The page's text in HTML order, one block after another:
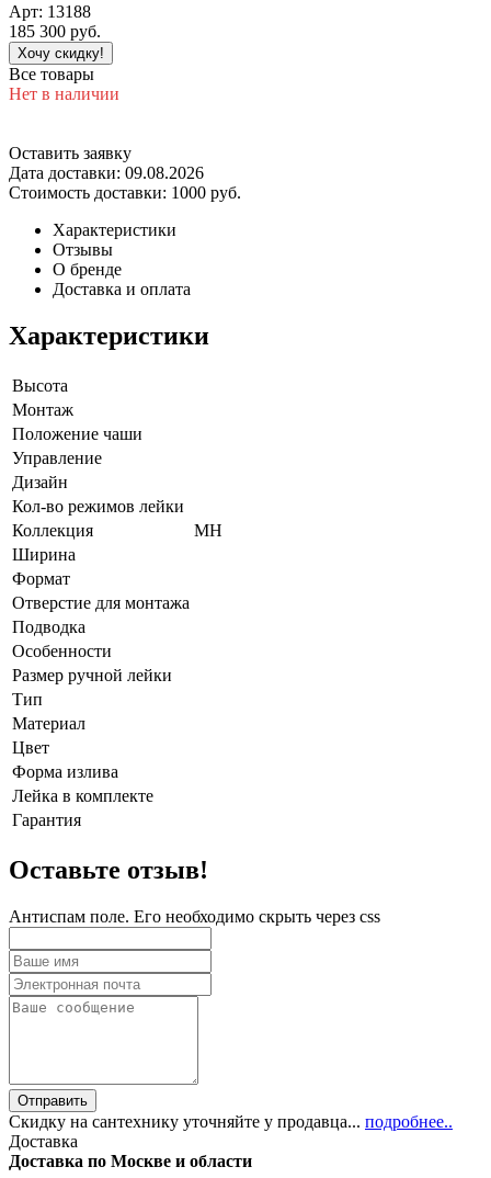
Арт: 13188
185 300 руб.
Хочу скидку!
Все товары
Нет в наличии
Оставить заявку
Дата доставки: 09.08.2026
Стоимость доставки: 1000 руб.
Характеристики
Отзывы
О бренде
Доставка и оплата
Характеристики
Высота
Монтаж
Положение чаши
Управление
Дизайн
Кол-во режимов лейки
Коллекция
MH
Ширина
Формат
Отверстие для монтажа
Подводка
Особенности
Размер ручной лейки
Тип
Материал
Цвет
Форма излива
Лейка в комплекте
Гарантия
Оставьте отзыв!
Антиспам поле. Его необходимо скрыть через css
Скидку на сантехнику уточняйте у продавца... подробнее..
Доставка
Доставка по Москве и области